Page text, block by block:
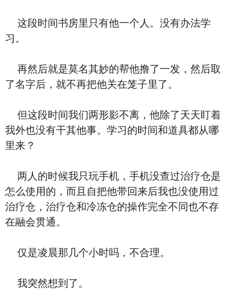
这段时间书房里只有他一个人。没有办法学
习。
再然后就是莫名其妙的帮他撸了一发，然后取
了名字后，就不再把他关在笼子里了。
但这段时间我们两形影不离，他除了天天盯着
我外也没有干其他事。学习的时间和道具都从哪
里来？
两人的时候我只玩手机，手机没查过治疗仓是
怎么使用的，而且自把他带回来后我也没使用过
治疗仓，治疗仓和冷冻仓的操作完全不同也不存
在融会贯通。
仅是凌晨那几个小时吗，不合理。
我突然想到了。